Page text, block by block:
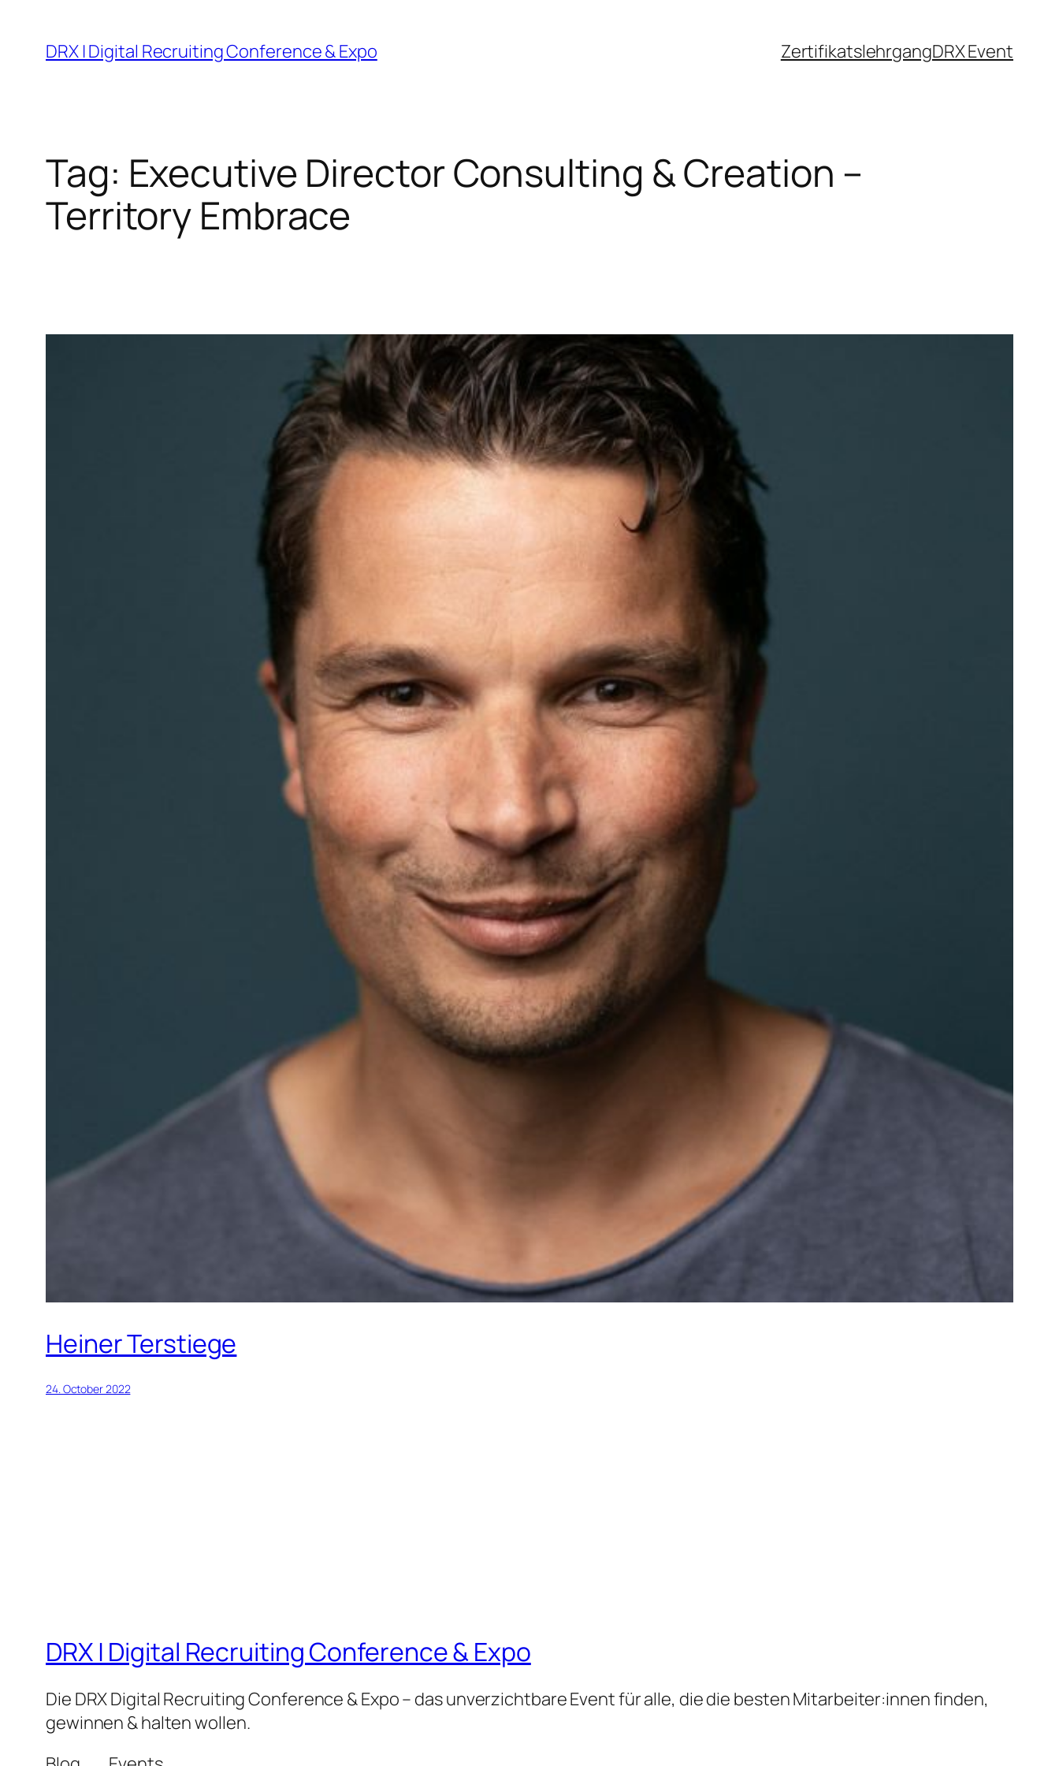
DRX | Digital Recruiting Conference & Expo ZertifikatslehrgangDRX Event
Tag: Executive Director Consulting & Creation –
Territory Embrace
Heiner Terstiege
24. October 2022
DRX | Digital Recruiting Conference & Expo
Die DRX Digital Recruiting Conference & Expo – das unverzichtbare Event für alle, die die besten Mitarbeiter:innen finden,
gewinnen & halten wollen.